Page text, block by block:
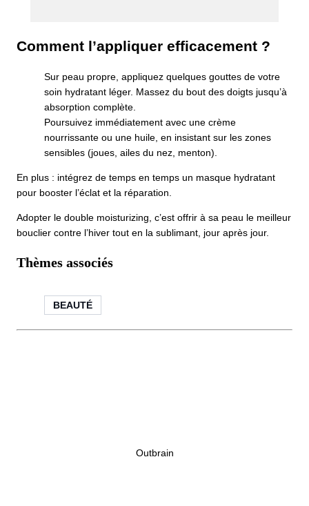
Comment l’appliquer efficacement ?
Sur peau propre, appliquez quelques gouttes de votre
soin hydratant léger. Massez du bout des doigts jusqu’à
absorption complète.
Poursuivez immédiatement avec une crème
nourrissante ou une huile, en insistant sur les zones
sensibles (joues, ailes du nez, menton).
En plus : intégrez de temps en temps un masque hydratant
pour booster l’éclat et la réparation.
Adopter le double moisturizing, c’est offrir à sa peau le meilleur
bouclier contre l’hiver tout en la sublimant, jour après jour.
Thèmes associés
BEAUTÉ
Outbrain